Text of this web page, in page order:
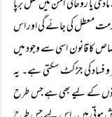
روحانی امن میں خلل برپا
معطل کی جائے گی اور اس
کا قانون اسی سے وجود میں
و فساد کی جڑ کٹ سکتی ہے۔ یہ
کے لیے بھی ہے جس طرح